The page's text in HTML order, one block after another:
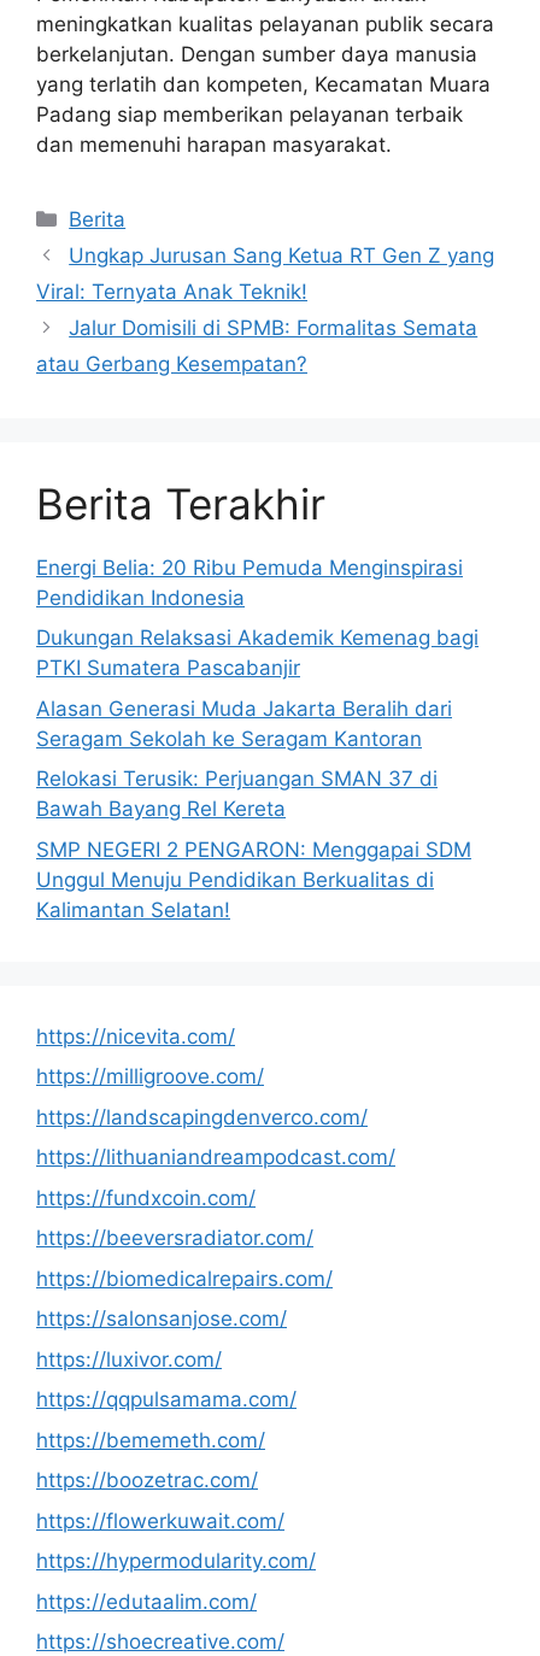
meningkatkan kualitas pelayanan publik secara
berkelanjutan. Dengan sumber daya manusia
yang terlatih dan kompeten, Kecamatan Muara
Padang siap memberikan pelayanan terbaik
dan memenuhi harapan masyarakat.
Kategori
Berita
Ungkap Jurusan Sang Ketua RT Gen Z yang
Viral: Ternyata Anak Teknik!
Jalur Domisili di SPMB: Formalitas Semata
atau Gerbang Kesempatan?
Berita Terakhir
Energi Belia: 20 Ribu Pemuda Menginspirasi
Pendidikan Indonesia
Dukungan Relaksasi Akademik Kemenag bagi
PTKI Sumatera Pascabanjir
Alasan Generasi Muda Jakarta Beralih dari
Seragam Sekolah ke Seragam Kantoran
Relokasi Terusik: Perjuangan SMAN 37 di
Bawah Bayang Rel Kereta
SMP NEGERI 2 PENGARON: Menggapai SDM
Unggul Menuju Pendidikan Berkualitas di
Kalimantan Selatan!
https://nicevita.com/
https://milligroove.com/
https://landscapingdenverco.com/
https://lithuaniandreampodcast.com/
https://fundxcoin.com/
https://beeversradiator.com/
https://biomedicalrepairs.com/
https://salonsanjose.com/
https://luxivor.com/
https://qqpulsamama.com/
https://bememeth.com/
https://boozetrac.com/
https://flowerkuwait.com/
https://hypermodularity.com/
https://edutaalim.com/
https://shoecreative.com/